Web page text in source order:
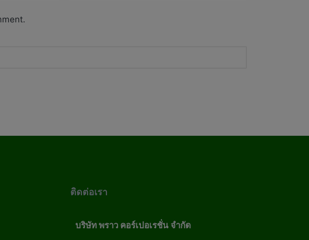
ติดต่อเรา
บริษัท พราว คอร์เปอเรชั่น จำกัด